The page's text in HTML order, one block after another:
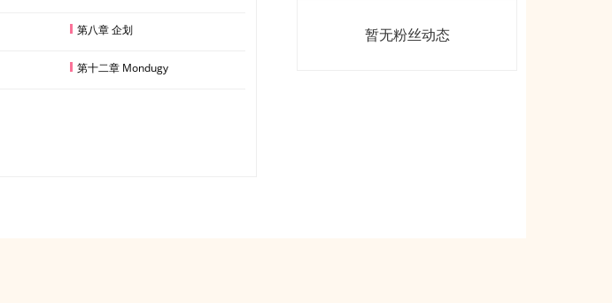
第八章 企划
第十二章 Mondugy
暂无粉丝动态